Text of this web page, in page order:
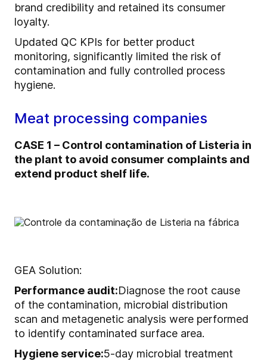
brand credibility and retained its consumer
loyalty.
Updated QC KPIs for better product
monitoring, significantly limited the risk of
contamination and fully controlled process
hygiene.
Meat processing companies
CASE 1 – Control contamination of Listeria in
the plant to avoid consumer complaints and
extend product shelf life.
GEA Solution:
Performance audit:Diagnose the root cause
of the contamination, microbial distribution
scan and metagenetic analysis were performed
to identify contaminated surface area.
Hygiene service:5-day microbial treatment